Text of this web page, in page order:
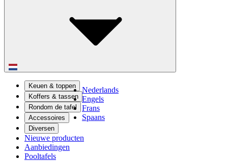
Nederlands
Engels
Frans
Spaans
Keuen & toppen
Koffers & tassen
Rondom de tafel
Accessoires
Diversen
Nieuwe producten
Aanbiedingen
Pooltafels